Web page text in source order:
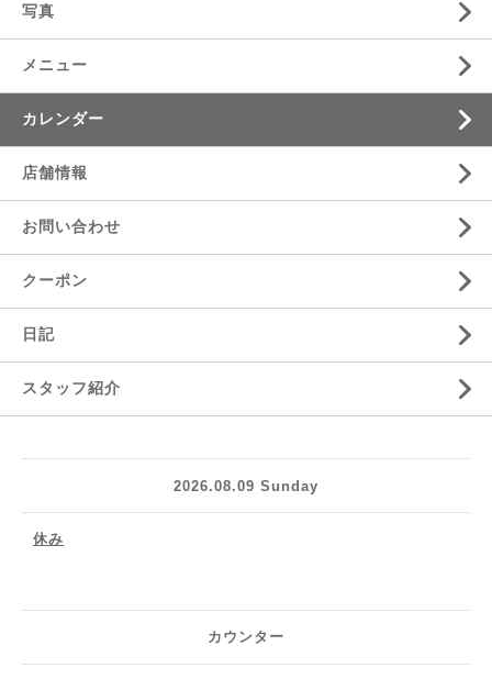
写真
メニュー
カレンダー
店舗情報
お問い合わせ
クーポン
日記
スタッフ紹介
2026.08.09 Sunday
休み
カウンター